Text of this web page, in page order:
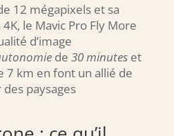
12 mégapixels et sa
le Mavic Pro Fly More
d’image
de 30 minuteset
7 km en font un allié de
paysages